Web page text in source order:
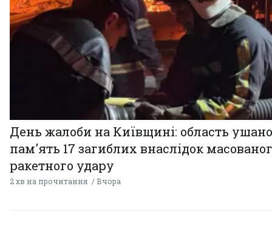
День жалоби на Київщині: область
пам'ять 17 загиблих внаслідок
ракетного удару
2 хв на прочитання Вчора